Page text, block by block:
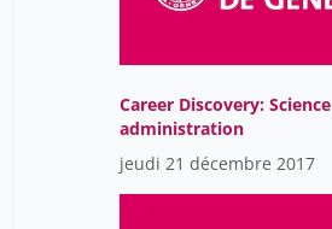
Career Discovery: Science
administration
jeudi 21 décembre 2017